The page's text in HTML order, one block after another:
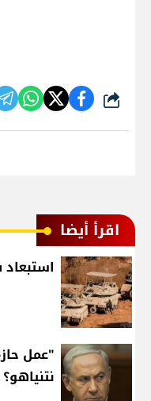
شارك
اقرأ أيضا
استبعاد
"عمل
نتنياهو؟